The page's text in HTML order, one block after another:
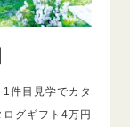
件目見学でカタ
グギフト4万円